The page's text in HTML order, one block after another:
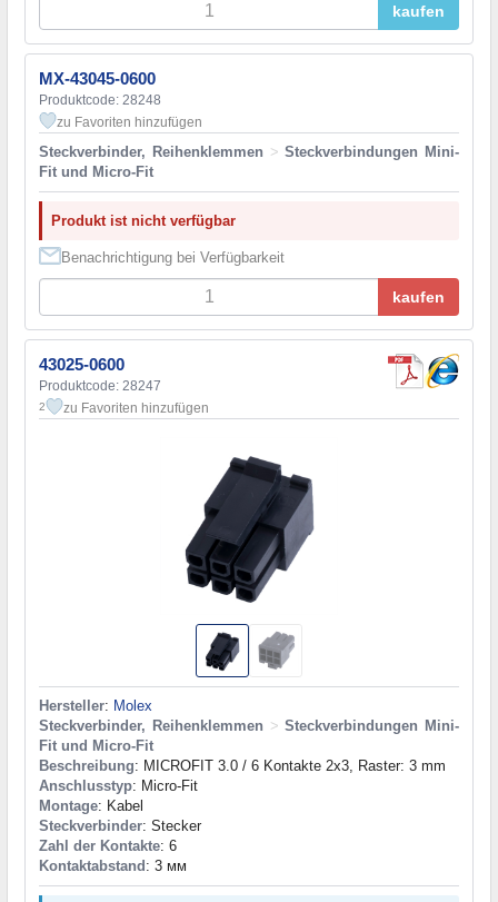
kaufen
MX-43045-0600
Produktcode: 28248
zu Favoriten hinzufügen
Steckverbinder, Reihenklemmen > Steckverbindungen Mini-
Fit und Micro-Fit
Produkt ist nicht verfügbar
Benachrichtigung bei Verfügbarkeit
kaufen
43025-0600
Produktcode: 28247
2 zu Favoriten hinzufügen
Hersteller: Molex
Steckverbinder, Reihenklemmen > Steckverbindungen Mini-
Fit und Micro-Fit
Beschreibung: MICROFIT 3.0 / 6 Kontakte 2x3, Raster: 3 mm
Anschlusstyp: Micro-Fit
Montage: Kabel
Steckverbinder: Stecker
Zahl der Kontakte: 6
Kontaktabstand : 3 мм